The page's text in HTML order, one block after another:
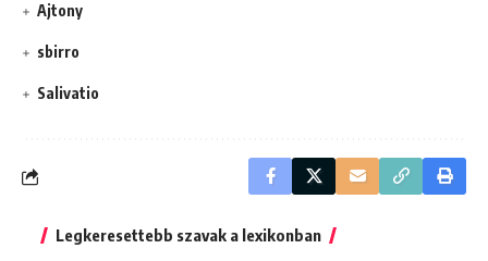
Ajtony
sbirro
Salivatio
Legkeresettebb szavak a lexikonban